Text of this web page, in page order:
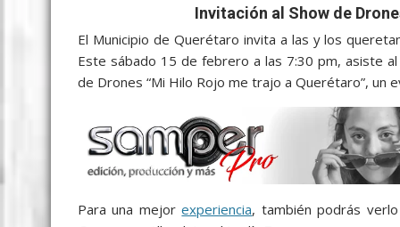
e
b
o
o
k
t
t
e
r
i
l
a
t
s
A
p
p
s
s
e
n
g
e
r
y
p
e
l
e
g
r
m
a
r
e
Invitación al Show de
El Municipio de Querétaro invita a las y los
Este sábado 15 de febrero a las 7:30 pm, asiste
de Drones “Mi Hilo Rojo me trajo a Querétaro”, un
Para una mejorexperiencia, también podrás